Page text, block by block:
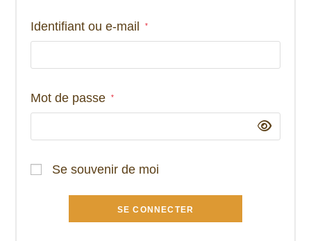
Identifiant ou e-mail *Obligatoire
Mot de passe *Obligatoire
Se souvenir de moi
SE CONNECTER